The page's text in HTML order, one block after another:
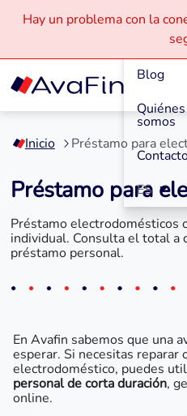
Saltar
contenido
Hay un problema con la
Cómo
Blog
Quiénes
somos
ES
Inicio Préstamo para
Préstamo para
Préstamo electrodomésticos
individual. Consulta el total a
préstamo personal.
En Avafin sabemos que una
esperar. Si necesitas reparar
electrodoméstico, puedes
personal de corta duración,
online.